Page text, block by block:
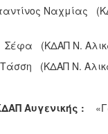
Ναχμίας
Σέφα (ΚΔΑΠ Ν.
(ΚΔΑΠ Ν.
Αυγενικής :